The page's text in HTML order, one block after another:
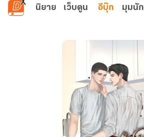
ข้ามไปยังเนื้อหาหลัก
นิยาย เว็บตูน อีบุ๊ก มุมนั